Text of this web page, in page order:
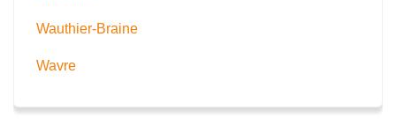
Wauthier-Braine
Wavre